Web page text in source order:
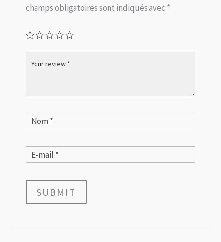
champs obligatoires sont indiqués avec *
SUBMIT